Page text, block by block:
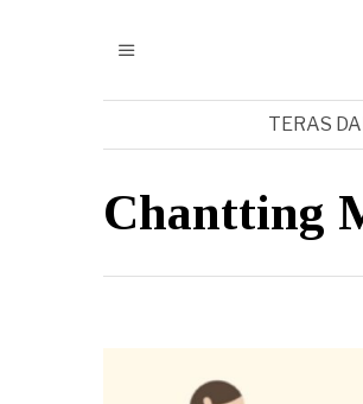
TERAS
Chantting